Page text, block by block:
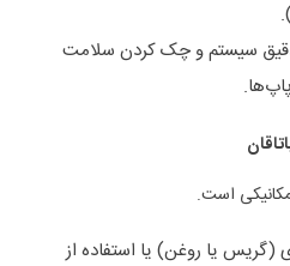
سیستم و چک کردن سلامت
است.
(گریس یا روغن) یا استفاده از